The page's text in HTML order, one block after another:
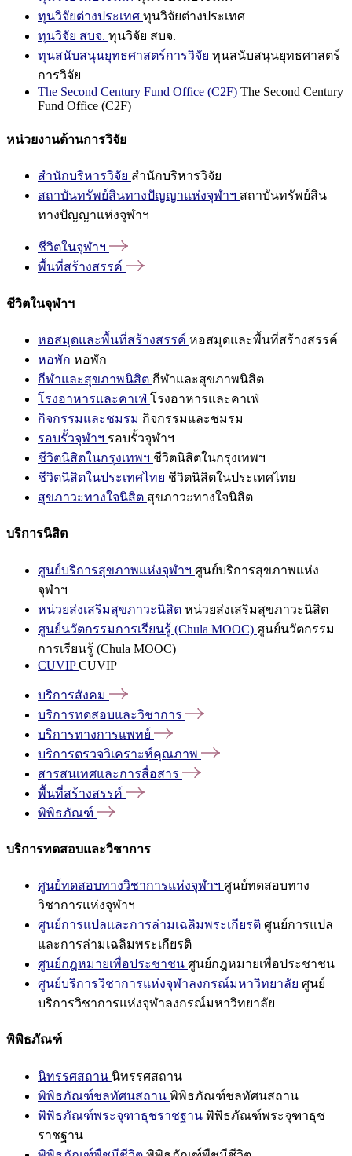
ทุนวิจัยต่างประเทศ ทุนวิจัยต่างประเทศ
ทุนวิจัย สบจ. ทุนวิจัย สบจ.
ทุนสนับสนุนยุทธศาสตร์การวิจัย ทุนสนับสนุนยุทธศาสตร์
การวิจัย
The Second Century Fund Office (C2F) The Second Century
Fund Office (C2F)
หน่วยงานด้านการวิจัย
สำนักบริหารวิจัย สำนักบริหารวิจัย
สถาบันทรัพย์สินทางปัญญาแห่งจุฬาฯ สถาบันทรัพย์สิน
ทางปัญญาแห่งจุฬาฯ
ชีวิตในจุฬาฯ
พื้นที่สร้างสรรค์
ชีวิตในจุฬาฯ
หอสมุดและพื้นที่สร้างสรรค์ หอสมุดและพื้นที่สร้างสรรค์
หอพัก หอพัก
กีฬาและสุขภาพนิสิต กีฬาและสุขภาพนิสิต
โรงอาหารและคาเฟ่ โรงอาหารและคาเฟ่
กิจกรรมและชมรม กิจกรรมและชมรม
รอบรั้วจุฬาฯ รอบรั้วจุฬาฯ
ชีวิตนิสิตในกรุงเทพฯ ชีวิตนิสิตในกรุงเทพฯ
ชีวิตนิสิตในประเทศไทย ชีวิตนิสิตในประเทศไทย
สุขภาวะทางใจนิสิต สุขภาวะทางใจนิสิต
บริการนิสิต
ศูนย์บริการสุขภาพแห่งจุฬาฯ ศูนย์บริการสุขภาพแห่ง
จุฬาฯ
หน่วยส่งเสริมสุขภาวะนิสิต หน่วยส่งเสริมสุขภาวะนิสิต
ศูนย์นวัตกรรมการเรียนรู้ (Chula MOOC) ศูนย์นวัตกรรม
การเรียนรู้ (Chula MOOC)
CUVIPCUVIP
บริการสังคม
บริการทดสอบและวิชาการ
บริการทางการแพทย์
บริการตรวจวิเคราะห์คุณภาพ
สารสนเทศและการสื่อสาร
พื้นที่สร้างสรรค์
พิพิธภัณฑ์
บริการทดสอบและวิชาการ
ศูนย์ทดสอบทางวิชาการแห่งจุฬาฯ ศูนย์ทดสอบทาง
วิชาการแห่งจุฬาฯ
ศูนย์การแปลและการล่ามเฉลิมพระเกียรติ ศูนย์การแปล
และการล่ามเฉลิมพระเกียรติ
ศูนย์กฎหมายเพื่อประชาชน ศูนย์กฎหมายเพื่อประชาชน
ศูนย์บริการวิชาการแห่งจุฬาลงกรณ์มหาวิทยาลัย ศูนย์
บริการวิชาการแห่งจุฬาลงกรณ์มหาวิทยาลัย
พิพิธภัณฑ์
นิทรรศสถาน นิทรรศสถาน
พิพิธภัณฑ์ชลทัศนสถาน พิพิธภัณฑ์ชลทัศนสถาน
พิพิธภัณฑ์พระจุฑาธุชราชฐาน พิพิธภัณฑ์พระจุฑาธุช
ราชฐาน